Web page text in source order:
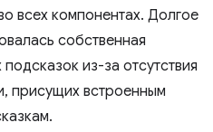
всех компонентах. Долгое
собственная
из-за отсутствия
присущих встроенным